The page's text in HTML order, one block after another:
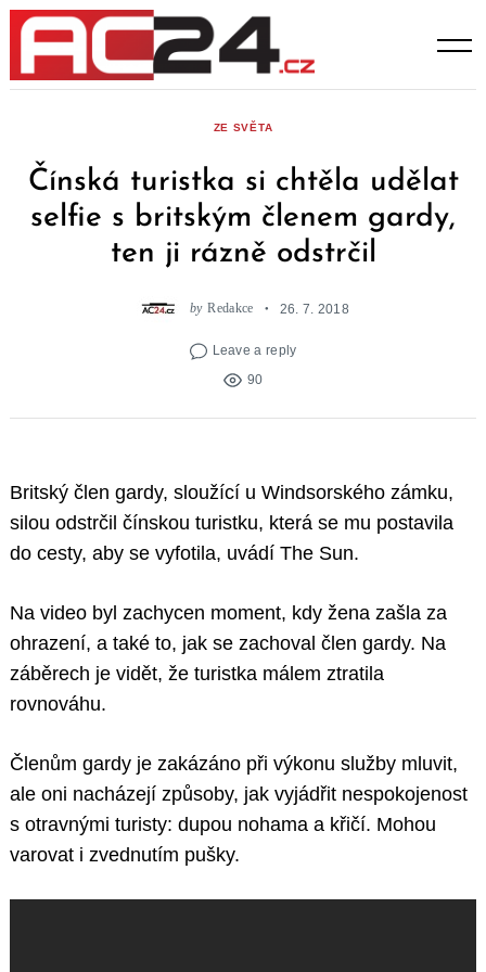
Skip
content
ZE SVĚTA
Čínská turistka si chtěla udělat
selfie s britským členem gardy,
ten ji rázně odstrčil
by Redakce 26. 7. 2018
Leave a reply
90
Britský člen gardy, sloužící u Windsorského zámku,
silou odstrčil čínskou turistku, která se mu postavila
do cesty, aby se vyfotila, uvádí The Sun.
Na video byl zachycen moment, kdy žena zašla za
ohrazení, a také to, jak se zachoval člen gardy. Na
záběrech je vidět, že turistka málem ztratila
rovnováhu.
Členům gardy je zakázáno při výkonu služby mluvit,
ale oni nacházejí způsoby, jak vyjádřit nespokojenost
s otravnými turisty: dupou nohama a křičí. Mohou
varovat i zvednutím pušky.